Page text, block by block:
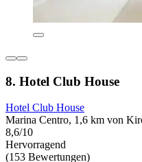
8. Hotel Club House
Hotel Club House
Marina Centro, 1,6 km von
8,6/10
Hervorragend
(153 Bewertungen)